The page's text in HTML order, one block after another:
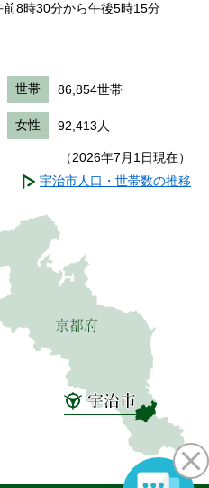
8時30分から午後5時15分
世帯 86,854世帯
女性 92,413人
（2026年7月1日現在）
宇治市人口・世帯数の推移